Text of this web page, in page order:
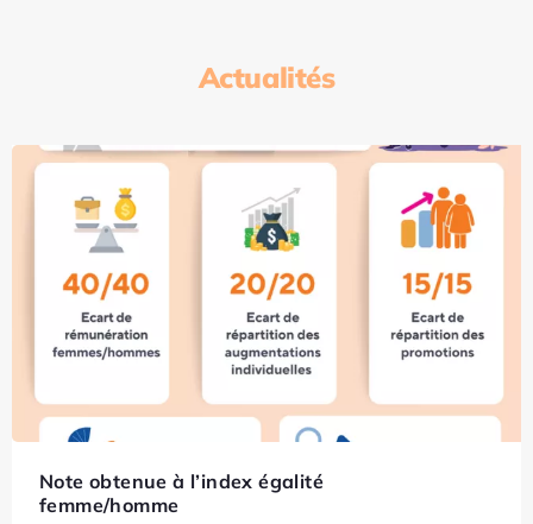
Actualités
Note obtenue à l’index égalité
femme/homme